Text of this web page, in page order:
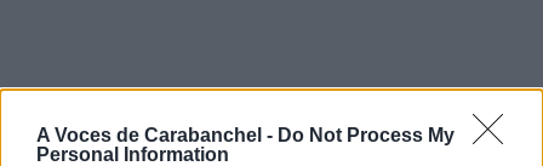
A Voces de Carabanchel - Do Not Process My
Personal Information